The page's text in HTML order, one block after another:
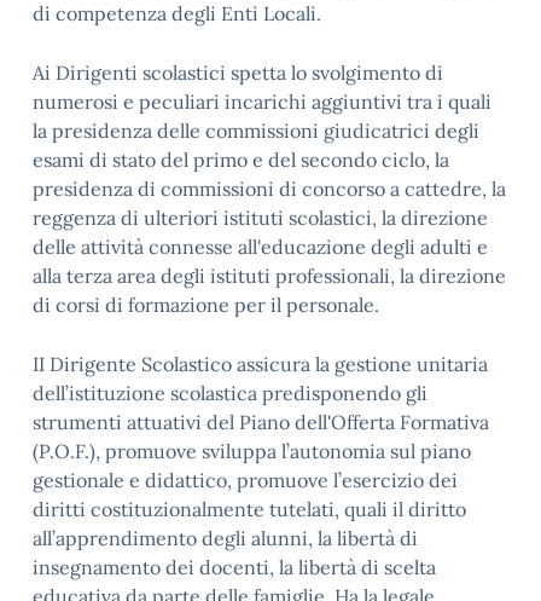
di competenza degli Enti Locali.
Ai Dirigenti scolastici spetta lo svolgimento di
numerosi e peculiari incarichi aggiuntivi tra i quali
la presidenza delle commissioni giudicatrici degli
esami di stato del primo e del secondo ciclo, la
presidenza di commissioni di concorso a cattedre, la
reggenza di ulteriori istituti scolastici, la direzione
delle attività connesse all'educazione degli adulti e
alla terza area degli istituti professionali, la direzione
di corsi di formazione per il personale.
II Dirigente Scolastico assicura la gestione unitaria
dell’istituzione scolastica predisponendo gli
strumenti attuativi del Piano dell'Offerta Formativa
(P.O.F.), promuove sviluppa l’autonomia sul piano
gestionale e didattico, promuove l’esercizio dei
diritti costituzionalmente tutelati, quali il diritto
all’apprendimento degli alunni, la libertà di
insegnamento dei docenti, la libertà di scelta
educativa da parte delle famiglie. Ha la legale